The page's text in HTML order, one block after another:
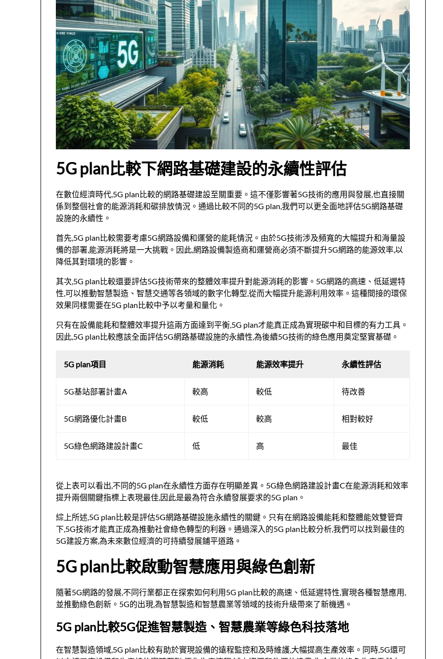
5G plan比較下網路基礎建設的永續性評估
在數位經濟時代,5G plan比較的網路基礎建設至關重要。這不僅影響著5G技術的應用與發展,也直接關
係到整個社會的能源消耗和碳排放情況。通過比較不同的5G plan,我們可以更全面地評估5G網路基礎
設施的永續性。
首先,5G plan比較需要考慮5G網路設備和運營的能耗情況。由於5G技術涉及頻寬的大幅提升和海量設
備的部署,能源消耗將是一大挑戰。因此,網路設備製造商和運營商必須不斷提升5G網路的能源效率,以
降低其對環境的影響。
其次,5G plan比較還要評估5G技術帶來的整體效率提升對能源消耗的影響。5G網路的高速、低延遲特
性,可以推動智慧製造、智慧交通等各領域的數字化轉型,從而大幅提升能源利用效率。這種間接的環保
效果同樣需要在5G plan比較中予以考量和量化。
只有在設備能耗和整體效率提升這兩方面達到平衡,5G plan才能真正成為實現碳中和目標的有力工具。
因此,5G plan比較應該全面評估5G網路基礎設施的永續性,為後續5G技術的綠色應用奠定堅實基礎。
5G plan項目 能源消耗 能源效率提升 永續性評估
5G基站部署計畫A 較高 較低 待改善
5G網路優化計畫B 較低 較高 相對較好
5G綠色網路建設計畫C 低 高 最佳
從上表可以看出,不同的5G plan在永續性方面存在明顯差異。5G綠色網路建設計畫C在能源消耗和效率
提升兩個關鍵指標上表現最佳,因此是最為符合永續發展要求的5G plan。
綜上所述,5G plan比較是評估5G網路基礎設施永續性的關鍵。只有在網路設備能耗和整體能效雙管齊
下,5G技術才能真正成為推動社會綠色轉型的利器。通過深入的5G plan比較分析,我們可以找到最佳的
5G建設方案,為未來數位經濟的可持續發展鋪平道路。
5G plan比較啟動智慧應用與綠色創新
隨著5G網路的發展,不同行業都正在探索如何利用5G plan比較的高速、低延遲特性,實現各種智慧應用,
並推動綠色創新。5G的出現,為智慧製造和智慧農業等領域的技術升級帶來了新機遇。
5G plan比較5G促進智慧製造、智慧農業等綠色科技落地
在智慧製造領域,5G plan比較有助於實現設備的遠程監控和及時維護,大幅提高生產效率。同時,5G還可